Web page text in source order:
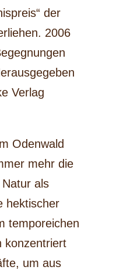
der
2006
Verlag
Odenwald
mehr die
als
hektischer
temporeichen
konzentriert
um aus